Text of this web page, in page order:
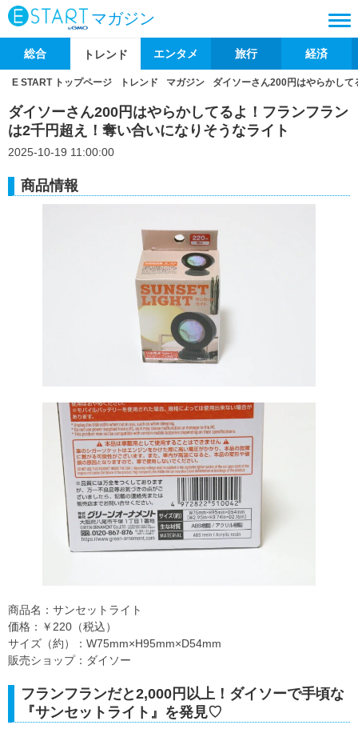
マガジン
総合 トレンド エンタメ 旅行 経済
E START トップページ トレンド マガジン ダイソーさん200円はやらかし
ダイソーさん200円はやらかしてるよ！フランフラン
は2千円超え！奪い合いになりそうなライト
2025-10-19 11:00:00
商品情報
商品名：サンセットライト
価格：￥220（税込）
サイズ（約）：W75mm×H95mm×D54mm
販売ショップ：ダイソー
フランフランだと2,000円以上！ダイソーで手頃な
『サンセットライト』を発見♡